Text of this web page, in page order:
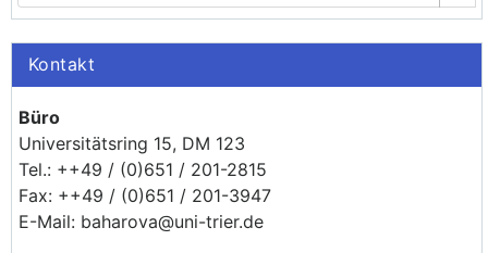
Kontakt
Büro
Universitätsring 15, DM 123
Tel.: ++49 / (0)651 / 201-2815
Fax: ++49 / (0)651 / 201-3947
E-Mail: baharova@uni-trier.de